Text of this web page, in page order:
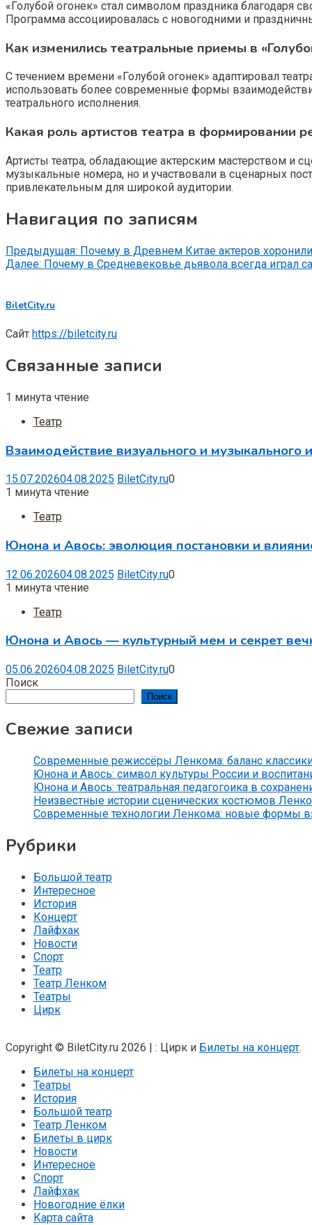
«Голубой огонек» стал символом праздника
Программа ассоциировалась с новогодними и
Как изменились театральные приемы в
С течением времени «Голубой огонек» адаптировал
использовать более современные формы
театрального исполнения.
Какая роль артистов театра в формировании
Артисты театра, обладающие актерским мастерством и
музыкальные номера, но и участвовали в сценарных
привлекательным для широкой аудитории.
Навигация по записям
Предыдущая: Почему в Древнем Китае актеров
Далее: Почему в Средневековье дьявола всегда играл
BiletCity.ru
Сайт https://biletcity.ru
Связанные записи
1 минута чтение
Театр
Взаимодействие визуального и музыкального
15.07.202604.08.2025 BiletCity.ru0
1 минута чтение
Театр
Юнона и Авось: эволюция постановки и
12.06.202604.08.2025 BiletCity.ru0
1 минута чтение
Театр
Юнона и Авось — культурный мем и секрет
05.06.202604.08.2025 BiletCity.ru0
Поиск
Поиск
Свежие записи
Современные режиссёры Ленкома: баланс
Юнона и Авось: символ культуры России и
Юнона и Авось: театральная педагогоика в
Неизвестные истории сценических костюмов
Современные технологии Ленкома: новые формы
Рубрики
Большой театр
Интересное
История
Концерт
Лайфхак
Новости
Спорт
Театр
Театр Ленком
Театры
Цирк
Copyright © BiletCity.ru 2026 | : Цирк и Билеты на концерт.
Билеты на концерт
Театры
История
Большой театр
Театр Ленком
Билеты в цирк
Новости
Интересное
Спорт
Лайфхак
Новогодние ёлки
Карта сайта